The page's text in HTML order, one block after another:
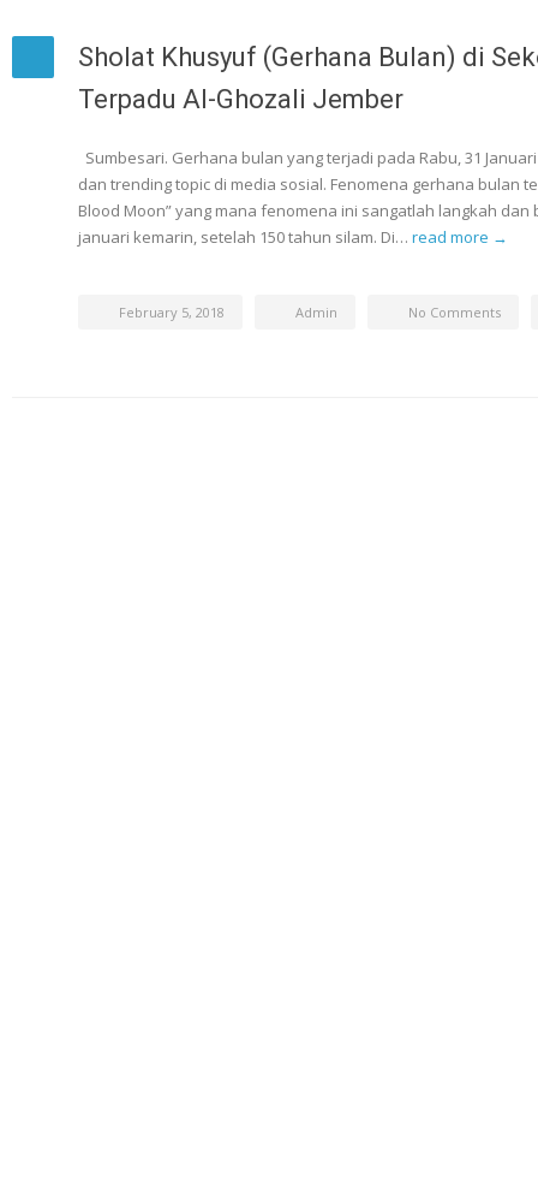
Sholat Khusyuf (Gerhana Bulan) di
Terpadu Al-Ghozali Jember
Sumbesari. Gerhana bulan yang terjadi pada Rabu, 31
dan trending topic di media sosial. Fenomena gerhana bulan
Blood Moon” yang mana fenomena ini sangatlah langkah
januari kemarin, setelah 150 tahun silam. Di… read more →
February 5, 2018 Admin No Comments